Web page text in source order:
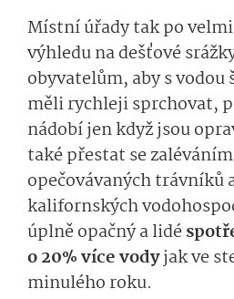
Místní úřady tak po
výhledu na dešťové
obyvatelům, aby s
měli rychleji sprchovat,
nádobí jen když jsou
také přestat se
opečovávaných trávníků
kalifornských
úplně opačný a lidé
o 20% více vodyjak ve
minulého roku.